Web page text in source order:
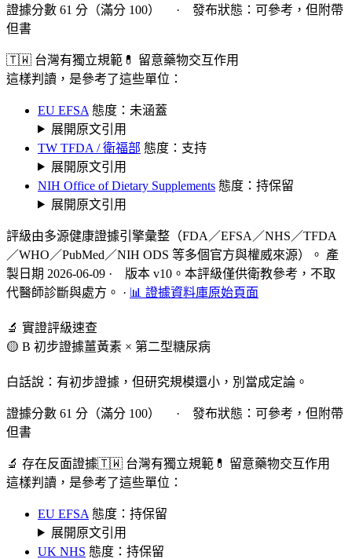
證據分數 61 分（滿分 100） · 發布狀態：可參考，但附帶
但書
🇹🇼 台灣有獨立規範 💊 留意藥物交互作用
這樣判讀，是參考了這些單位：
EU EFSA 態度：未涵蓋
展開原文引用
TW TFDA / 衛福部 態度：支持
展開原文引用
NIH Office of Dietary Supplements 態度：持保留
展開原文引用
評級由多源健康證據引擎彙整（FDA／EFSA／NHS／TFDA
／WHO／PubMed／NIH ODS 等多個官方與權威來源）。 產
製日期 2026-06-09 · 版本 v10。本評級僅供衛教參考，不取
代醫師診斷與處方。 · 📊 證據資料庫原始頁面
🔬 實證評級速查
🟡 B 初步證據薑黃素 × 第二型糖尿病
白話說：有初步證據，但研究規模還小，別當成定論。
證據分數 61 分（滿分 100） · 發布狀態：可參考，但附帶
但書
🔬 存在反面證據🇹🇼 台灣有獨立規範 💊 留意藥物交互作用
這樣判讀，是參考了這些單位：
EU EFSA 態度：持保留
展開原文引用
UK NHS 態度：持保留